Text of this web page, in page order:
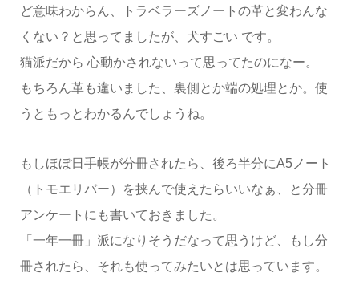
ど意味わからん、トラベラーズノートの革と変わんな
くない？と思ってましたが、犬すごい です。
猫派だから 心動かされないって思ってたのになー。
もちろん革も違いました、裏側とか端の処理とか。使
うともっとわかるんでしょうね。
もしほぼ日手帳が分冊されたら、後ろ半分にA5ノート
（トモエリバー）を挟んで使えたらいいなぁ、と分冊
アンケートにも書いておきました。
「一年一冊」派になりそうだなって思うけど、もし分
冊されたら、それも使ってみたいとは思っています。